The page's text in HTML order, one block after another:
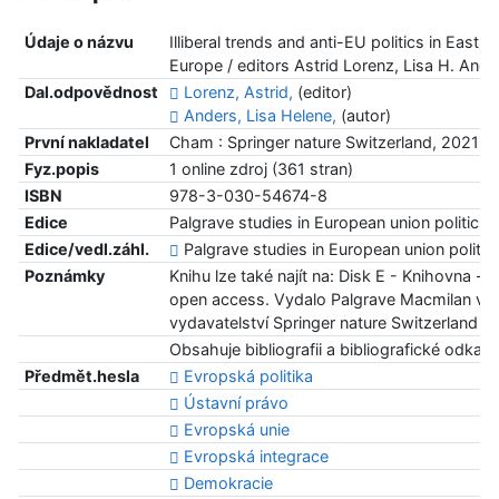
Údaje o názvu
Illiberal trends and anti-EU politics in East
Europe / editors Astrid Lorenz, Lisa H.
Dal.odpovědnost
Lorenz, Astrid, (editor)
Anders, Lisa Helene, (autor)
První nakladatel
Cham : Springer nature Switzerland, 2021
Fyz.popis
1 online zdroj (361 stran)
ISBN
978-3-030-54674-8
Edice
Palgrave studies in European union politics
Edice/vedl.záhl.
Palgrave studies in European union
Poznámky
Knihu lze také najít na: Disk E - Knihovna -
open access. Vydalo Palgrave Macmilan ve
vydavatelství Springer nature Switzerland
Obsahuje bibliografii a bibliografické odkazy
Předmět.hesla
Evropská politika
Ústavní právo
Evropská unie
Evropská integrace
Demokracie